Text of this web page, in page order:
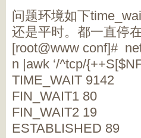
问题环境如下
还是平时。都一直停
[root@www conf]#
n |awk ‘/^tcp/
TIME_WAIT 9142
FIN_WAIT1 80
FIN_WAIT2 19
ESTABLISHED 89